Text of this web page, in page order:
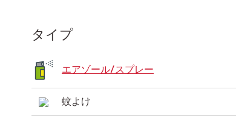
タイプ
エアゾール/スプレー
蚊よけ